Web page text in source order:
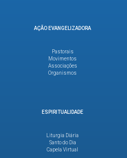
AÇÃO EVANGELIZADORA
Pastorais
Movimentos
Associações
Organismos
ESPIRITUALIDADE
Liturgia Diária
Santo do Dia
Capela Virtual